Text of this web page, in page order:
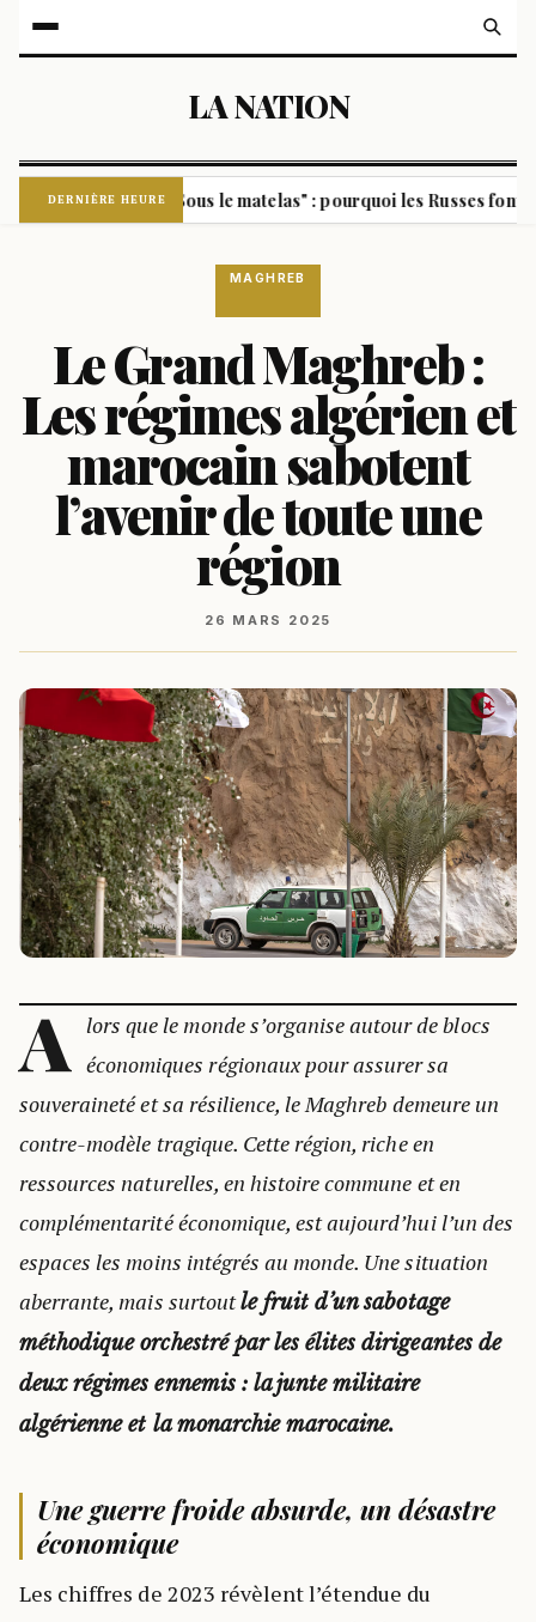
LA NATION
DERNIÈRE HEURE
? | "Sous le matelas" : pourquoi les Russes font des
MAGHREB
Le Grand Maghreb :
Les régimes algérien et
marocain sabotent
l’avenir de toute une
région
26 MARS 2025
A lors que le monde s’organise autour de blocs
économiques régionaux pour assurer sa
souveraineté et sa résilience, le Maghreb demeure un
contre-modèle tragique. Cette région, riche en
ressources naturelles, en histoire commune et en
complémentarité économique, est aujourd’hui l’un des
espaces les moins intégrés au monde. Une situation
aberrante, mais surtoutle fruit d’un sabotage
méthodique orchestré par les élites dirigeantes de
deux régimes ennemis : la junte militaire
algérienne et la monarchie marocaine.
Une guerre froide absurde, un désastre
économique
Les chiffres de 2023 révèlent l’étendue du